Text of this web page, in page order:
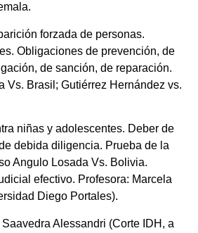
forzada de personas.
Obligaciones de prevención, de
de sanción, de reparación.
Vs. Brasil; Gutiérrez Hernández vs.
niñas y adolescentes. Deber de
debida diligencia. Prueba de la
Angulo Losada Vs. Bolivia.
efectivo. Profesora: Marcela
Diego Portales).
Alessandri (Corte IDH, a